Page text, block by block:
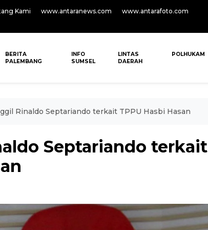
Kami www.antaranews.com
www.antarafoto.com
BERITA
PALEMBANG
INFO
SUMSEL
LINTAS
DAERAH
POLHUKAM
Rinaldo Septariando terkait TPPU Hasbi Hasan
Septariando terkait